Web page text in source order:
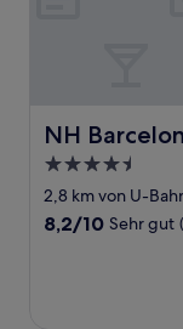
NH
NH Barcelona
4.5-
Sterne-
Unterkunft
2,8 km von U-
8.2
8,2/10 Sehr gut